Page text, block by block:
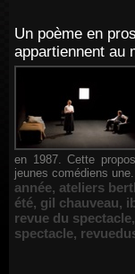
Un poème en
appartiennent au
en 1987. Cette
jeunes comédiens
année, ateliers
été, gil chauveau,
revue du spectacle,
spectacle,